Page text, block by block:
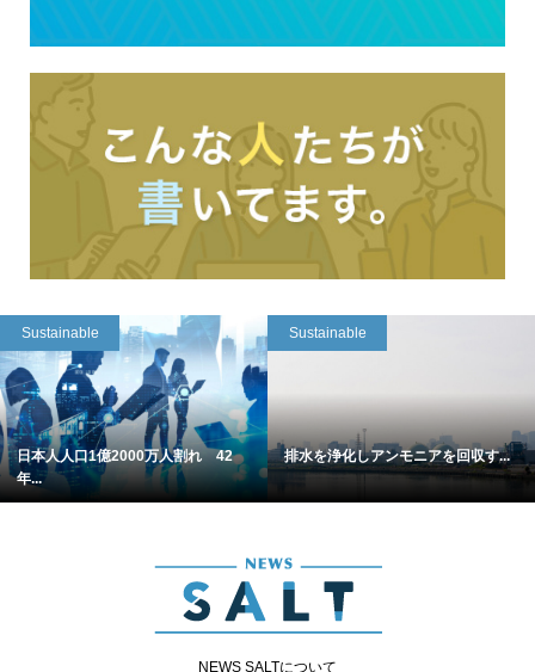
Sustainable
日本人人口1億2000万人割れ 42
年...
Sustainable
排水を浄化しアンモニアを回収す...
NEWS SALTについて